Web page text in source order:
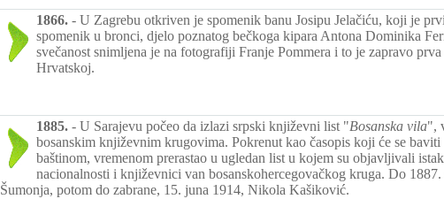
1866. - U Zagrebu otkriven je spomenik banu Josipu Jelačiću, koji je
spomenik u bronci, djelo poznatog bečkoga kipara Antona Dominika
svečanost snimljena je na fotografiji Franje Pommera i to je zapravo
Hrvatskoj.
1885. - U Sarajevu počeo da izlazi srpski književni list "Bosanska vila",
bosanskim književnim krugovima. Pokrenut kao časopis koji će se
baštinom, vremenom prerastao u ugledan list u kojem su objavljivali
nacionalnosti i književnici van bosanskohercegovačkog kruga. Do
Šumonja, potom do zabrane, 15. juna 1914, Nikola Kašiković.